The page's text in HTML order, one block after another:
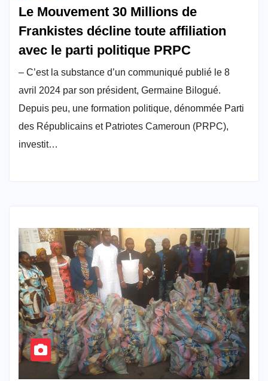
Le Mouvement 30 Millions de
Frankistes décline toute affiliation
avec le parti politique PRPC
– C’est la substance d’un communiqué publié le 8
avril 2024 par son président, Germaine Bilogué.
Depuis peu, une formation politique, dénommée Parti
des Républicains et Patriotes Cameroun (PRPC),
investit…